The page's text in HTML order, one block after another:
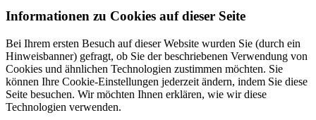
Informationen zu Cookies auf dieser Seite
Bei Ihrem ersten Besuch auf dieser Website wurden Sie (durch ein
Hinweisbanner) gefragt, ob Sie der beschriebenen Verwendung von
Cookies und ähnlichen Technologien zustimmen möchten. Sie
können Ihre Cookie-Einstellungen jederzeit ändern, indem Sie diese
Seite besuchen. Wir möchten Ihnen erklären, wie wir diese
Technologien verwenden.